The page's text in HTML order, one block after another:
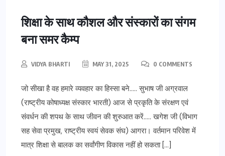
शिक्षा के साथ कौशल और संस्कारों का संगम
बना समर कैम्प
VIDYA BHARTI MAY 31, 2025 0 COMMENTS
जो सीखा है वह हमारे व्यवहार का हिस्सा बने….. सुभाष जी अग्रवाल
(राष्ट्रीय कोषाध्यक्ष संस्कार भारती) आज से प्रकृति के संरक्षण एवं
संवर्धन की शपथ के साथ जीवन की शुरुआत करें….. खगेश जी (विभाग
सह सेवा प्रमुख, राष्ट्रीय स्वयं सेवक संघ) आगरा। वर्तमान परिवेश में
मात्र शिक्षा से बालक का सर्वांगीण विकास नहीं हो सकता […]